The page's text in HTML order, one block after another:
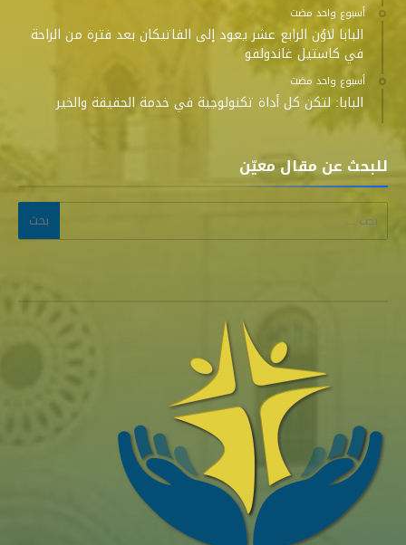
‫‫‫‏‫أسبوع واحد مضت‬
البابا لاوُن الرابع عشر يعود إلى الفاتيكان بعد فترة من الراحة
في كاستيل غاندولفو
‫‫‫‏‫أسبوع واحد مضت‬
البابا: لتكن كل أداة تكنولوجية في خدمة الحقيقة والخير
للبحث عن مقال معيّن
البحث عن: